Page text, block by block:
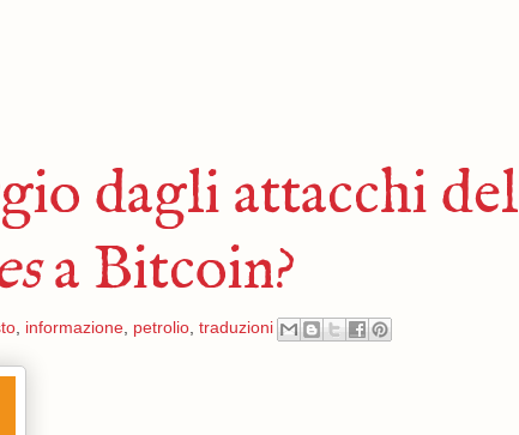
dagli attacchi del
a Bitcoin?
, informazione, petrolio, traduzioni